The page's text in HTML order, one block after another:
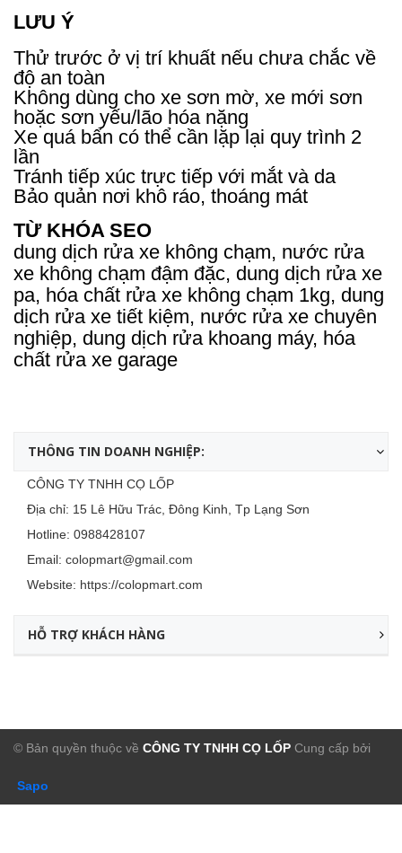
LƯU Ý
Thử trước ở vị trí khuất nếu chưa chắc về
độ an toàn
Không dùng cho xe sơn mờ, xe mới sơn
hoặc sơn yếu/lão hóa nặng
Xe quá bẩn có thể cần lặp lại quy trình 2
lần
Tránh tiếp xúc trực tiếp với mắt và da
Bảo quản nơi khô ráo, thoáng mát
TỪ KHÓA SEO
dung dịch rửa xe không chạm, nước rửa
xe không chạm đậm đặc, dung dịch rửa xe
pa, hóa chất rửa xe không chạm 1kg, dung
dịch rửa xe tiết kiệm, nước rửa xe chuyên
nghiệp, dung dịch rửa khoang máy, hóa
chất rửa xe garage
THÔNG TIN DOANH NGHIỆP:
CÔNG TY TNHH CỌ LỐP
Địa chỉ: 15 Lê Hữu Trác, Đông Kinh, Tp Lạng Sơn
Hotline: 0988428107
Email: colopmart@gmail.com
Website: https://colopmart.com
HỖ TRỢ KHÁCH HÀNG
© Bản quyền thuộc về CÔNG TY TNHH CỌ LỐP Cung cấp bởi
Sapo